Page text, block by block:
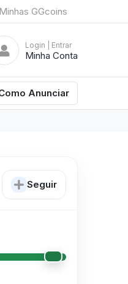
Minhas GGcoins
Login | Entrar
Minha Conta
Anunciar
Seguir